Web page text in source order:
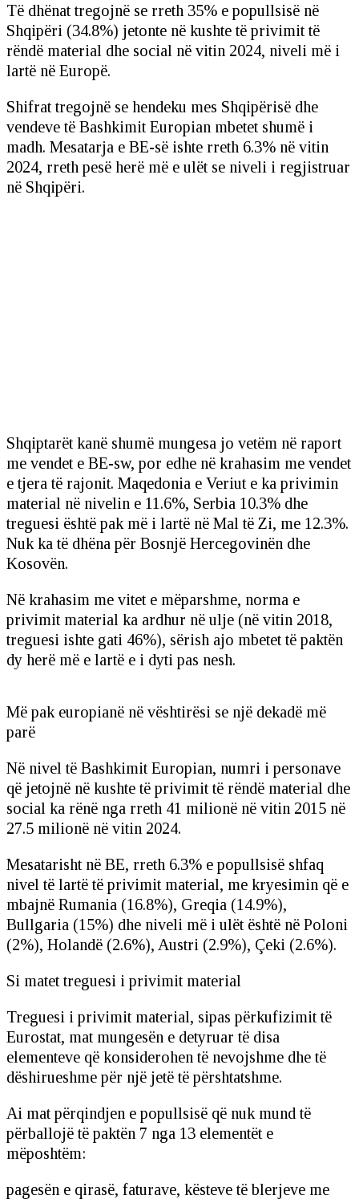
Të dhënat tregojnë se rreth 35% e popullsisë në
Shqipëri (34.8%) jetonte në kushte të privimit të
rëndë material dhe social në vitin 2024, niveli më i
lartë në Europë.
Shifrat tregojnë se hendeku mes Shqipërisë dhe
vendeve të Bashkimit Europian mbetet shumë i
madh. Mesatarja e BE-së ishte rreth 6.3% në vitin
2024, rreth pesë herë më e ulët se niveli i regjistruar
në Shqipëri.
Shqiptarët kanë shumë mungesa jo vetëm në raport
me vendet e BE-sw, por edhe në krahasim me vendet
e tjera të rajonit. Maqedonia e Veriut e ka privimin
material në nivelin e 11.6%, Serbia 10.3% dhe
treguesi është pak më i lartë në Mal të Zi, me 12.3%.
Nuk ka të dhëna për Bosnjë Hercegovinën dhe
Kosovën.
Në krahasim me vitet e mëparshme, norma e
privimit material ka ardhur në ulje (në vitin 2018,
treguesi ishte gati 46%), sërish ajo mbetet të paktën
dy herë më e lartë e i dyti pas nesh.
Më pak europianë në vështirësi se një dekadë më
parë
Në nivel të Bashkimit Europian, numri i personave
që jetojnë në kushte të privimit të rëndë material dhe
social ka rënë nga rreth 41 milionë në vitin 2015 në
27.5 milionë në vitin 2024.
Mesatarisht në BE, rreth 6.3% e popullsisë shfaq
nivel të lartë të privimit material, me kryesimin që e
mbajnë Rumania (16.8%), Greqia (14.9%),
Bullgaria (15%) dhe niveli më i ulët është në Poloni
(2%), Holandë (2.6%), Austri (2.9%), Çeki (2.6%).
Si matet treguesi i privimit material
Treguesi i privimit material, sipas përkufizimit të
Eurostat, mat mungesën e detyruar të disa
elementeve që konsiderohen të nevojshme dhe të
dëshirueshme për një jetë të përshtatshme.
Ai mat përqindjen e popullsisë që nuk mund të
përballojë të paktën 7 nga 13 elementët e
mëposhtëm:
pagesën e qirasë, faturave, kësteve të blerjeve me